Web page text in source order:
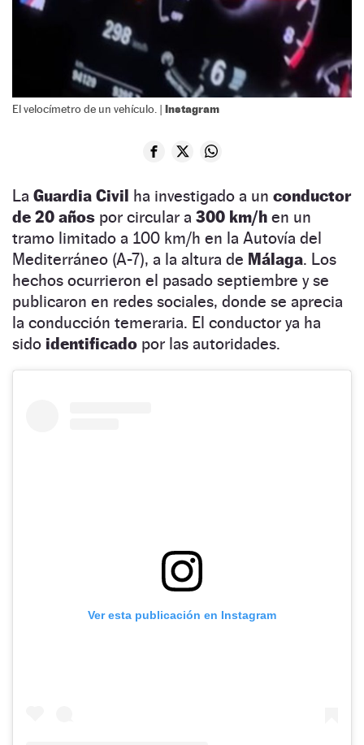
El velocímetro de un vehículo. | Instagram
La Guardia Civil ha investigado a un conductor
de 20 años por circular a 300 km/h en un
tramo limitado a 100 km/h en la Autovía del
Mediterráneo (A-7), a la altura de Málaga. Los
hechos ocurrieron el pasado septiembre y se
publicaron en redes sociales, donde se aprecia
la conducción temeraria. El conductor ya ha
sido identificado por las autoridades.
Ver esta publicación en Instagram